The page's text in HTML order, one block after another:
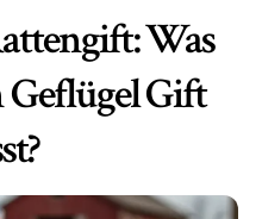
Was
Geflügel Gift